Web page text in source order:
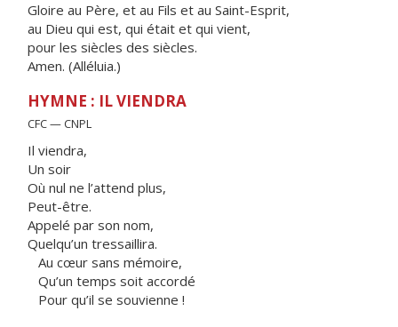
Gloire au Père, et au Fils et au Saint-Esprit,
au Dieu qui est, qui était et qui vient,
pour les siècles des siècles.
Amen. (Alléluia.)
HYMNE : IL VIENDRA
CFC — CNPL
Il viendra,
Un soir
Où nul ne l’attend plus,
Peut-être.
Appelé par son nom,
Quelqu’un tressaillira.
Au cœur sans mémoire,
Qu’un temps soit accordé
Pour qu’il se souvienne !